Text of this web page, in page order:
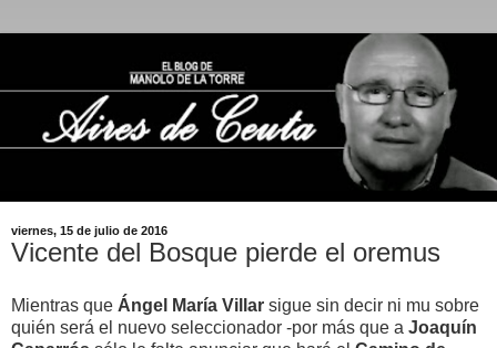
viernes, 15 de julio de 2016
Vicente del Bosque pierde el oremus
Mientras que Ángel María Villar sigue sin decir ni mu sobre
quién será el nuevo seleccionador -por más que a Joaquín